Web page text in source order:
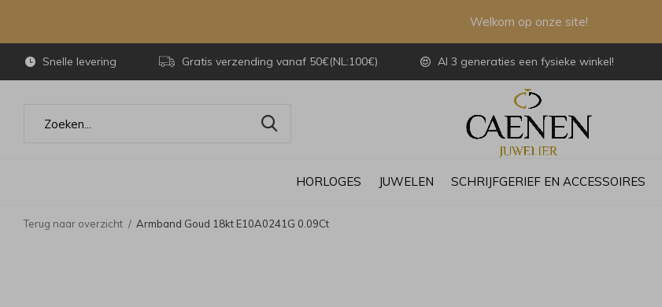
HORLOGES JUWELEN SCHRIJFGERIEF EN ACCESSOIRES
Snelle levering Gratis verzending vanaf 50€(NL:100€) Al 3 generaties een fysieke winkel!
Welkom op onze site!
Terug naar overzicht Armband Goud 18kt E10A0241G 0.09Ct